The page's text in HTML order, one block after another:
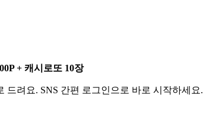
+ 캐시로또 10장
드려요. SNS 간편 로그인으로 바로 시작하세요.